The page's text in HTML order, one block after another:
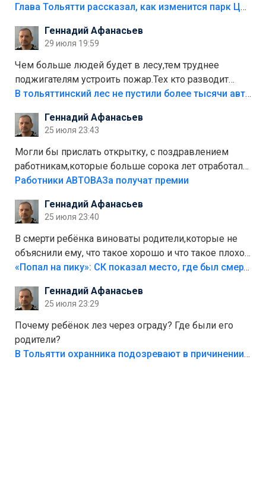
аттракционам слабо доделать?А то бордюры
лежала в парке и испортилась.Да еще,видимо,часть
украли.
Глава Тольятти рассказал, как изменится парк Центрального района
Геннадий Афанасьев
29 июля 19:59
Чем больше людей будет в лесу,тем труднее
поджигателям устроить пожар.Тех кто разводит
костры,тех надо безбожно штрафовать.Камер полно
Штрафы мизерные.
В тольяттинский лес не пустили более тысячи автомобилей
Геннадий Афанасьев
25 июля 23:43
Могли бы прислать открытку, с поздравлением
работникам,которые больше сорока лет отработали
на предприятии.
Работники АВТОВАЗа получат премии
Геннадий Афанасьев
25 июля 23:40
В смерти ребёнка виноваты родители,которые не
объяснили ему, что такое хорошо и что такое плохо!
Лезть через такой забор,верх безумия,есть же
свою судьбу.
«Попал на пику»: СК показал место, где был смертельно травмирован ребенок в Тольятти
Геннадий Афанасьев
25 июля 23:29
Почему ребёнок лез через ограду? Где были его
родители?
В Тольятти охранника подозревают в причинении смерти ребенку